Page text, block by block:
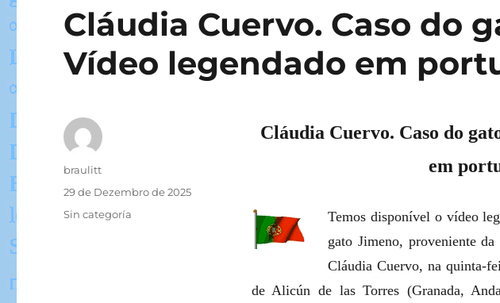
Cláudia Cuervo. Caso do
Vídeo legendado em
Cláudia Cuervo. Caso do
em
Temos disponível o vídeo
gato Jimeno, proveniente
Cláudia Cuervo, na quinta-
de Alicún de las Torres (Granada,
Autor
braulitt
Publicado
em
29 de Dezembro de 2025
Categorias
Sin categoría